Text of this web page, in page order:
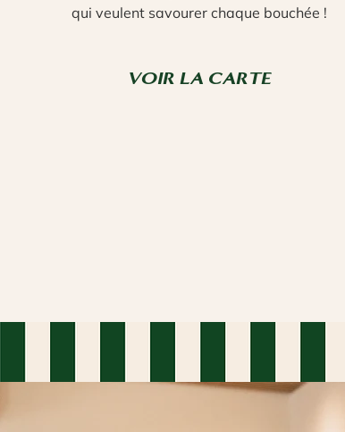
qui veulent savourer chaque bouchée !​​
VOIR LA CARTE